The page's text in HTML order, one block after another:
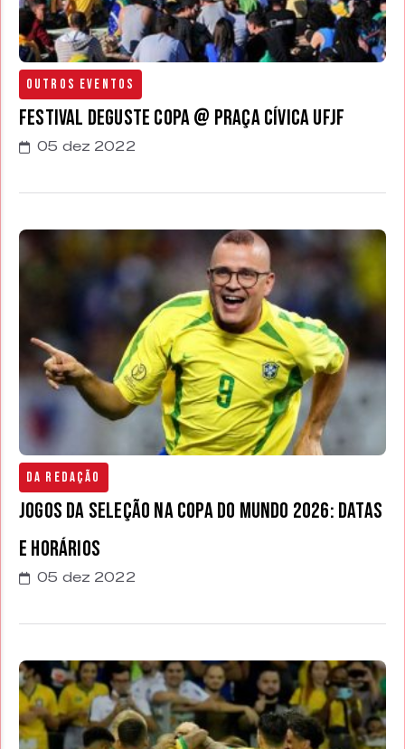
Outros Eventos
Festival Deguste Copa @ Praça Cívica UFJF
05 dez 2022
Da Redação
Jogos da seleção na Copa do Mundo 2026: datas
e horários
05 dez 2022